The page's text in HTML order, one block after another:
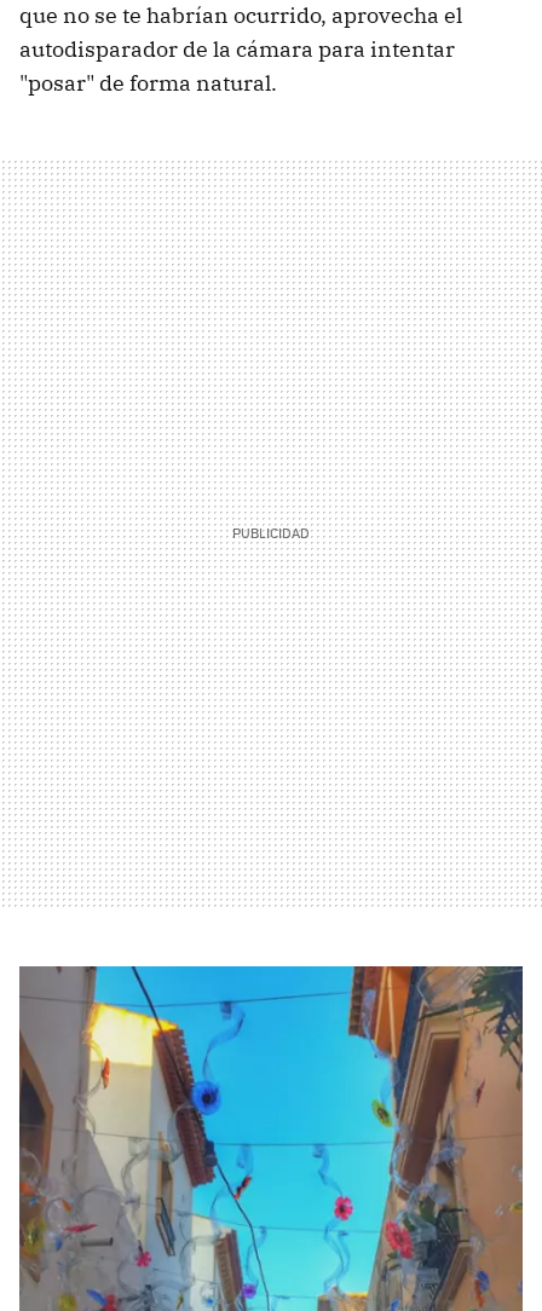
que no se te habrían ocurrido, aprovecha el
autodisparador de la cámara para intentar
"posar" de forma natural.